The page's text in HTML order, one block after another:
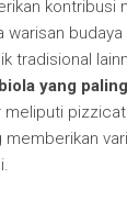
kontribusi
warisan
tradisional
yang
meliputi
memberikan